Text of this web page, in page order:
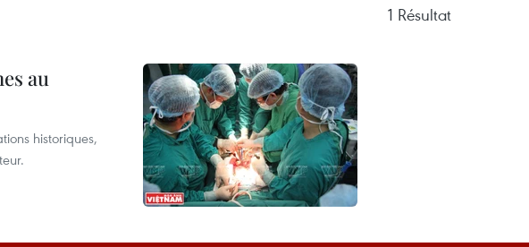
1 Résultat
au
historiques,